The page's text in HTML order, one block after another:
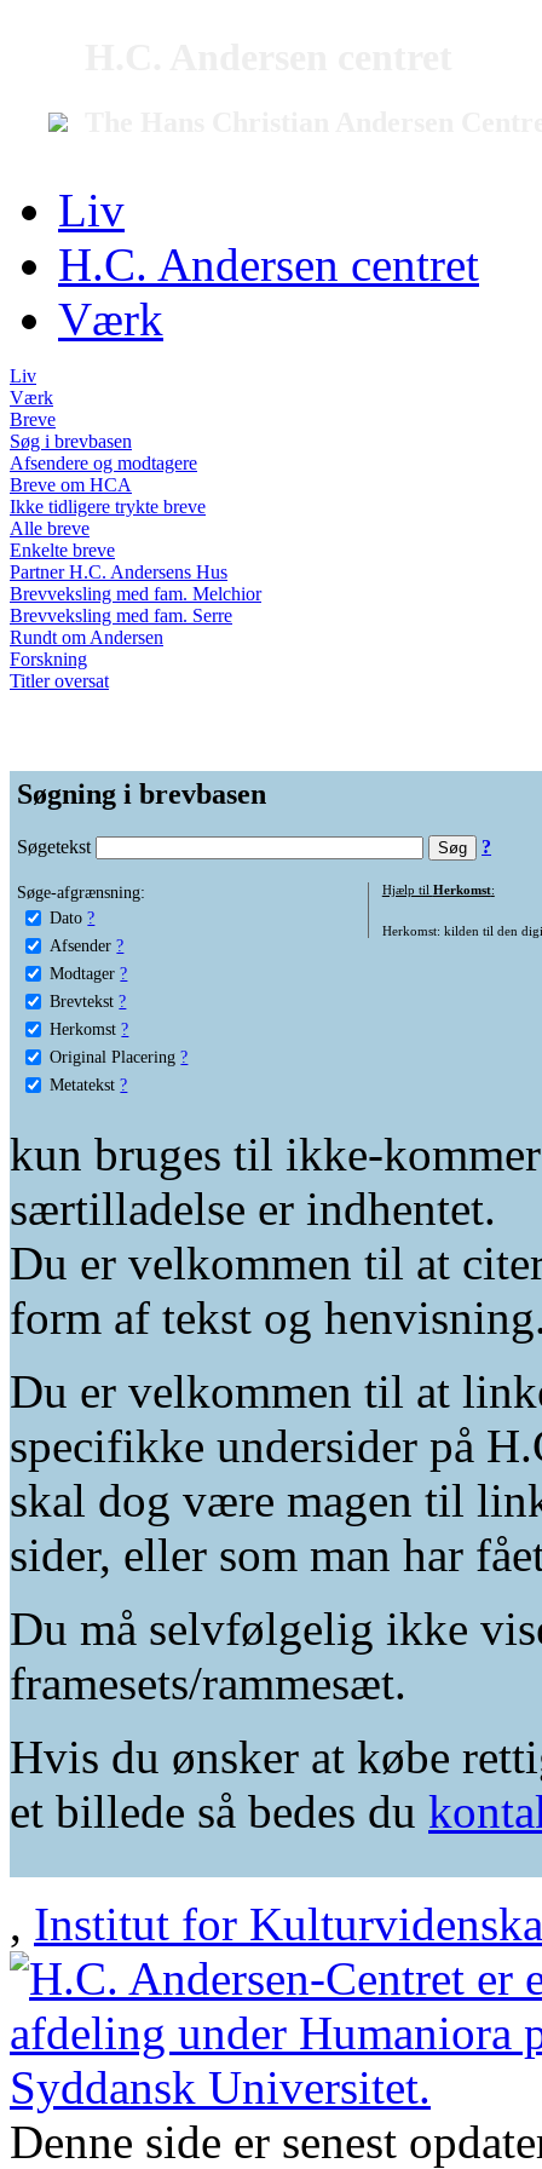
Liv
H.C. Andersen centret
Værk
Liv
Værk
Breve
Søg i brevbasen
Afsendere og modtagere
Breve om HCA
Ikke tidligere trykte breve
Alle breve
Enkelte breve
Partner H.C. Andersens Hus
Brevveksling med fam. Melchior
Brevveksling med fam. Serre
Rundt om Andersen
Forskning
Titler oversat
Søgning i brevbasen
Søgetekst ?
Søge-afgrænsning:
Dato ?
Afsender ?
Modtager ?
Brevtekst ?
Herkomst ?
Original Placering ?
Metatekst ?
Hjælp til Herkomst:
Herkomst: kilden til den
kun bruges til ikke-
særtilladelse er indhentet.
Du er velkommen til at
form af tekst og
Du er velkommen til at
specifikke undersider på
skal dog være magen til
sider, eller som man har
Du må selvfølgelig ikke
framesets/rammesæt.
Hvis du ønsker at købe
et billede så bedes du
, Institut for
Denne side er senest